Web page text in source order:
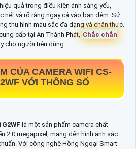
quả trong điều kiện ánh sáng yếu,
nét và rõ ràng ngay cả vào ban đêm. Sử
thu hình màu sắc đa dạng và chân thực.
cấp tại An Thành Phát, Chắc chắn
cho người tiêu dùng.
CỦA CAMERA WIFI CS-
VỚI THÔNG SỐ
là một sản phẩm camera chất
2.0 megapixel, mang đến hình ảnh sắc
Với công nghệ Hồng Ngoại Smart